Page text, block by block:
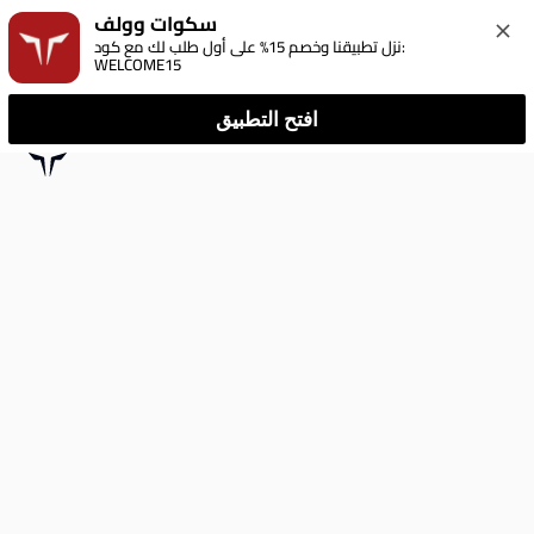
سكوات وولف
نزل تطبيقنا وخصم 15% على أول طلب لك مع كود:
WELCOME15
افتح التطبيق